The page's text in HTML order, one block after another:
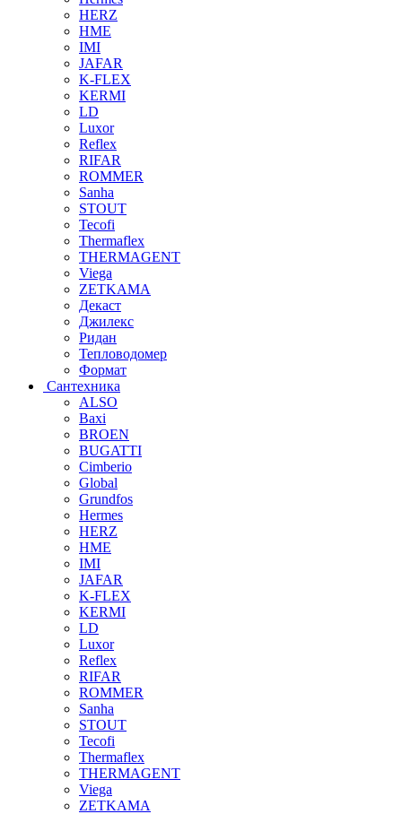
HERZ
HME
IMI
JAFAR
K-FLEX
KERMI
LD
Luxor
Reflex
RIFAR
ROMMER
Sanha
STOUT
Tecofi
Thermaflex
THERMAGENT
Viega
ZETKAMA
Декаст
Джилекс
Ридан
Тепловодомер
Формат
Сантехника
ALSO
Baxi
BROEN
BUGATTI
Cimberio
Global
Grundfos
Hermes
HERZ
HME
IMI
JAFAR
K-FLEX
KERMI
LD
Luxor
Reflex
RIFAR
ROMMER
Sanha
STOUT
Tecofi
Thermaflex
THERMAGENT
Viega
ZETKAMA